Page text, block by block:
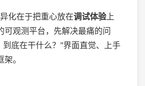
化在于把重心放在调试体验上
观测平台，先解决最痛的问
底在干什么？"界面直觉、上手
。